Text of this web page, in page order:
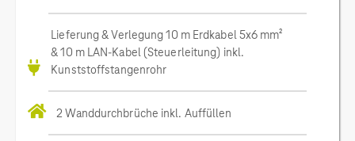
Lieferung & Verlegung 10 m Erdkabel 5x6 mm²
& 10 m LAN-Kabel (Steuerleitung) inkl.
Kunststoffstangenrohr
2 Wanddurchbrüche inkl. Auffüllen